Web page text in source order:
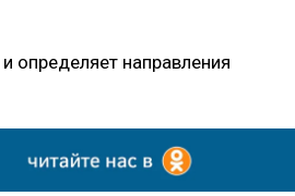
определяет направления